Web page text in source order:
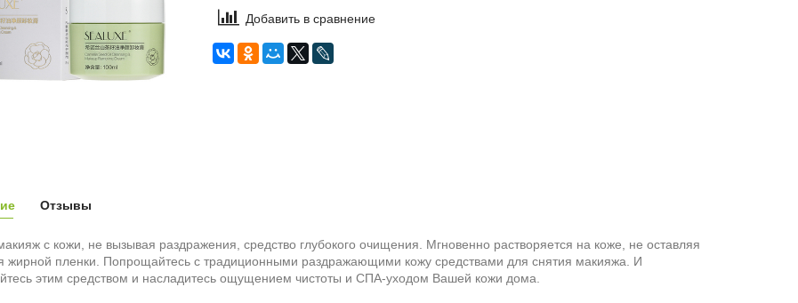
Добавить в сравнение
с кожи, не вызывая раздражения, средство глубокого очищения. Мгновенно растворяется на коже, не оставляя
пленки. Попрощайтесь с традиционными раздражающими кожу средствами для снятия макияжа. И
этим средством и насладитесь ощущением чистоты и СПА-уходом Вашей кожи дома.
Отзывы